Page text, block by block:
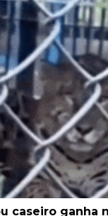
caseiro ganha